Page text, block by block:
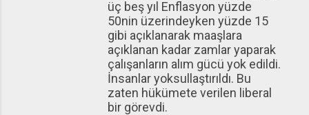
üç beş yıl Enflasyon yüzde
50nin üzerindeyken yüzde 15
gibi açıklanarak maaşlara
açıklanan kadar zamlar yaparak
çalışanların alım gücü yok edildi.
İnsanlar yoksullaştırıldı. Bu
zaten hükümete verilen liberal
bir görevdi.